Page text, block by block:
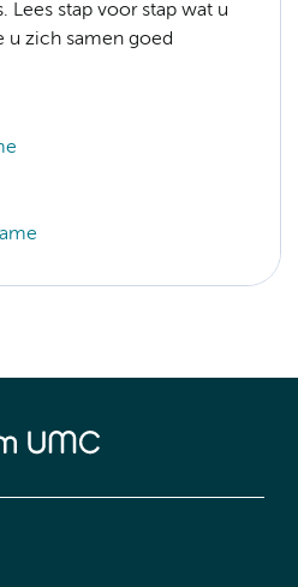
Lees stap voor stap wat u
u zich samen goed